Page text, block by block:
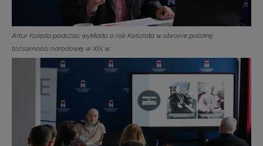
Artur Kolęda podczas wykładu o roli Kościoła w obronie polskiej
tożsamości narodowej w XIX w.